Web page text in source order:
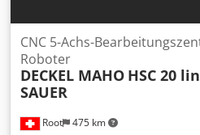
Root 475 km
CNC 5-Achs-
Roboter
DECKEL MAHO HSC 20
SAUER